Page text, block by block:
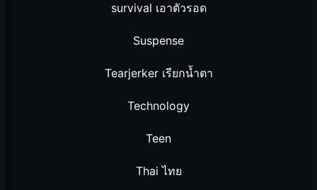
survival เอาตัวรอด
Suspense
Tearjerker เรียกน้ำตา
Technology
Teen
Thai ไทย